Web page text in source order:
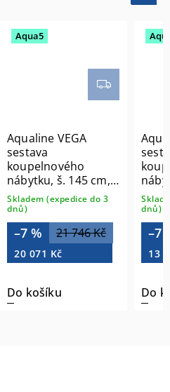
Aqua5
Aqualine VEGA
sestava
koupelnového
nábytku, š. 145 cm,
bílá/dub platin
VG073-04
Skladem (expedice do 3
dnů)
21 746 Kč
–7 %
20 071 Kč
Do košíku
bílá/
dnů)
–7
13
Do